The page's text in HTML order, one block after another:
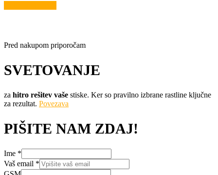
bila:
€59,50.
Pred nakupom priporočam
SVETOVANJE
za hitro rešitev vaše stiske. Ker so pravilno izbrane rastline ključne
za rezultat. Povezava
PIŠITE NAM ZDAJ!
Ime *
email
Ime
Vaš email *